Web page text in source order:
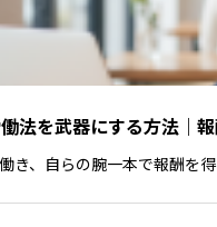
法を武器にする方法｜
き、自らの腕一本で報酬